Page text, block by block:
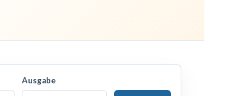
Ausgabe